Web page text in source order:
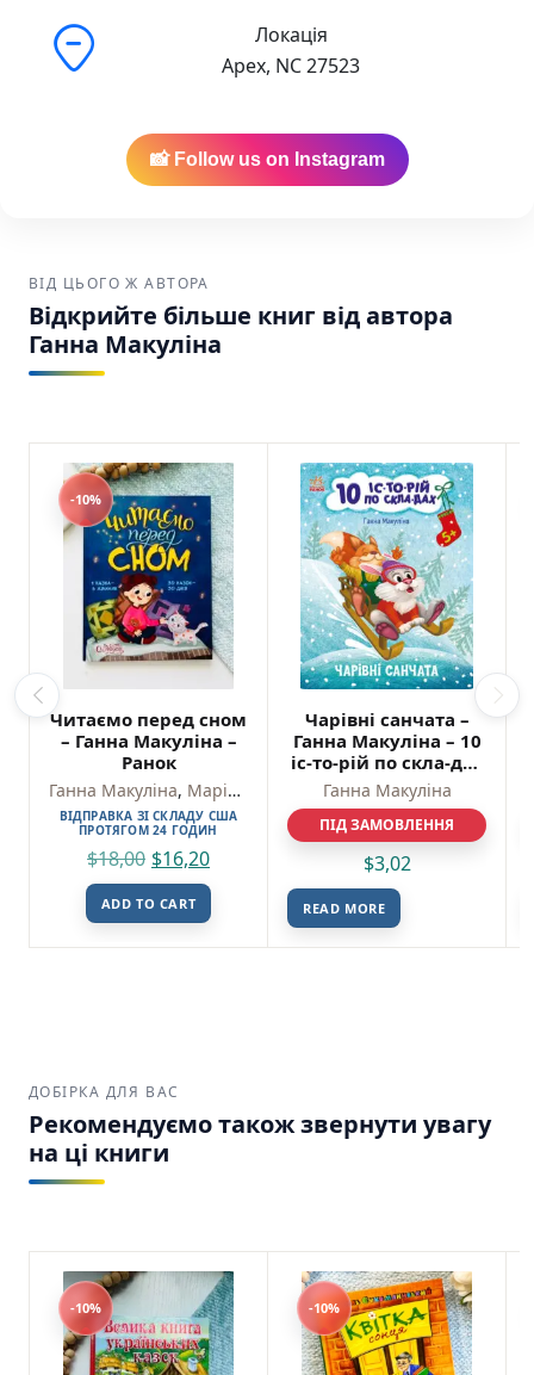
Локація
Apex, NC 27523
📸 Follow us on Instagram
ВІД ЦЬОГО Ж АВТОРА
Відкрийте більше книг від автора
Ганна Макуліна
-10%
Читаємо перед сном
– Ганна Макуліна –
Ранок
Ганна Макуліна, Марія Козиренко ,Юлія Каспарова
ВІДПРАВКА ЗІ СКЛАДУ США
ПРОТЯГОМ 24 ГОДИН
$18,00 $16,20
ADD TO CART
Чарівні санчата –
Ганна Макуліна – 10
іс-то-рій по скла-дах
– Ранок
Ганна Макуліна
ПІД ЗАМОВЛЕННЯ
$3,02
READ MORE
ДОБІРКА ДЛЯ ВАС
Рекомендуємо також звернути увагу
на ці книги
-10% -10%